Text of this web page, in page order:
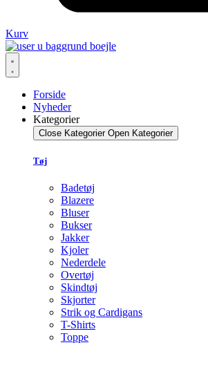
Kurv
Forside
Nyheder
Kategorier
Close Kategorier Open Kategorier
Tøj
Badetøj
Blazere
Bluser
Bukser
Jakker
Kjoler
Nederdele
Overtøj
Skindtøj
Skjorter
Strik og Cardigans
T-Shirts
Toppe